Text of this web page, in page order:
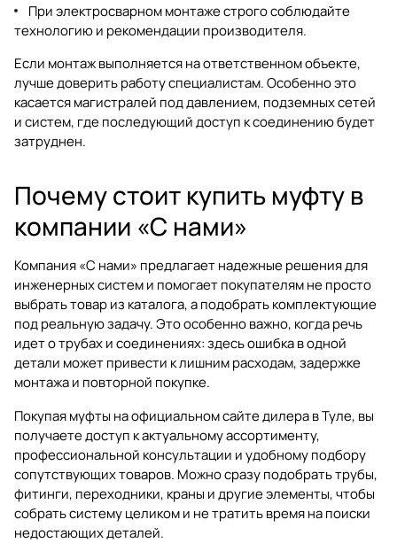
При электросварном монтаже строго соблюдайте
технологию и рекомендации производителя.
Если монтаж выполняется на ответственном объекте,
лучше доверить работу специалистам. Особенно это
касается магистралей под давлением, подземных сетей
и систем, где последующий доступ к соединению будет
затруднен.
Почему стоит купить муфту в
компании «С нами»
Компания «С нами» предлагает надежные решения для
инженерных систем и помогает покупателям не просто
выбрать товар из каталога, а подобрать комплектующие
под реальную задачу. Это особенно важно, когда речь
идет о трубах и соединениях: здесь ошибка в одной
детали может привести к лишним расходам, задержке
монтажа и повторной покупке.
Покупая муфты на официальном сайте дилера в Туле, вы
получаете доступ к актуальному ассортименту,
профессиональной консультации и удобному подбору
сопутствующих товаров. Можно сразу подобрать трубы,
фитинги, переходники, краны и другие элементы, чтобы
собрать систему целиком и не тратить время на поиски
недостающих деталей.